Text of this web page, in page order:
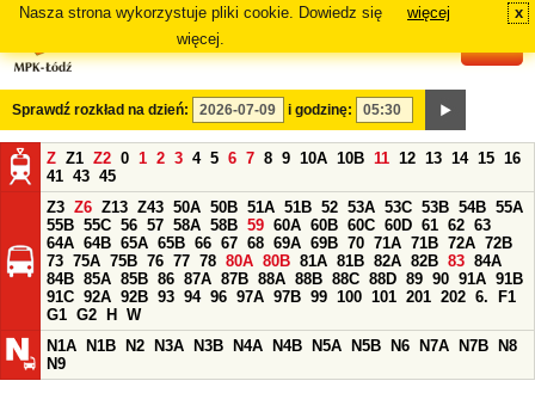
Nasza strona wykorzystuje pliki cookie. Dowiedz się
więcej.
więcej x
Sprawdź rozkład na dzień: i godzinę:
Z Z1 Z2 0 1 2 3 4 5 6 7 8 9 10A 10B 11 12 13 14 15 16
41 43 45
Z3 Z6 Z13 Z43 50A 50B 51A 51B 52 53A 53C 53B 54B 55A
55B 55C 56 57 58A 58B 59 60A 60B 60C 60D 61 62 63
64A 64B 65A 65B 66 67 68 69A 69B 70 71A 71B 72A 72B
73 75A 75B 76 77 78 80A 80B 81A 81B 82A 82B 83 84A
84B 85A 85B 86 87A 87B 88A 88B 88C 88D 89 90 91A 91B
91C 92A 92B 93 94 96 97A 97B 99 100 101 201 202 6.
F1
G1 G2 H
W
N1A
N1B N2 N3A N3B N4A N4B N5A N5B N6 N7A N7B
N8
N9